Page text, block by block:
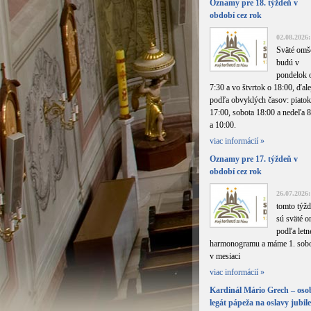
Oznamy pre 18. týždeň v
období cez rok
02.08.2026:
Sväté
budú v
pondelok
7:30 a vo štvrtok o 18:00,
podľa obvyklých časov: piatok
17:00, sobota 18:00 a nedeľa
a 10:00.
viac informácií »
Oznamy pre 17. týždeň v
období cez rok
26.07.2026:
tomto
sú sväté
podľa
harmonogramu a máme 1.
v mesiaci
viac informácií »
Kardinál Mário Grech –
legát pápeža na oslavy